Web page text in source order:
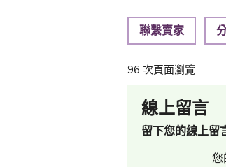
聯繫賣家
96 次頁面瀏覽
線上留言
留下您的線上留
您